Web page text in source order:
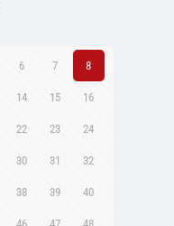
6 7 8
14 15 16
22 23 24
30 31 32
38 39 40